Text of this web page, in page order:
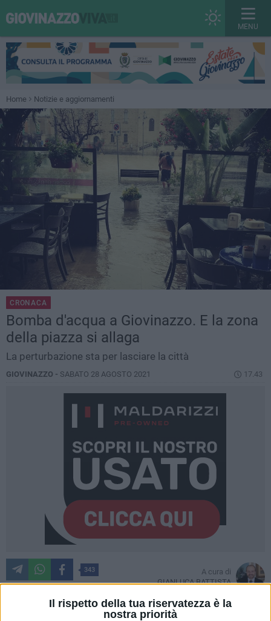
Il rispetto della tua riservatezza è la
nostra priorità
MENU
Home Notizie e aggiornamenti
CRONACA
Bomba d'acqua a Giovinazzo. E la zona
della piazza si allaga
La perturbazione sta per lasciare la città
GIOVINAZZO - SABATO 28 AGOSTO 2021 17.43
343
A cura di
GIANLUCA BATTISTA